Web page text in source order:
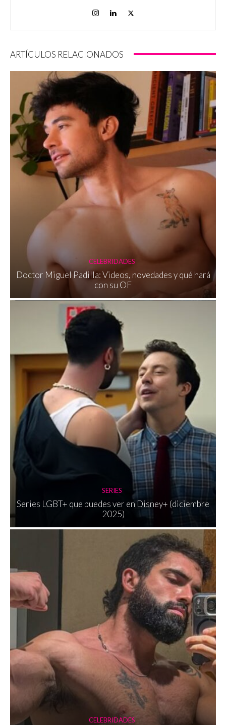
ARTÍCULOS RELACIONADOS
CELEBRIDADES
Doctor Miguel Padilla: Videos, novedades y qué hará
con su OF
SERIES
Series LGBT+ que puedes ver en Disney+ (diciembre
2025)
CELEBRIDADES